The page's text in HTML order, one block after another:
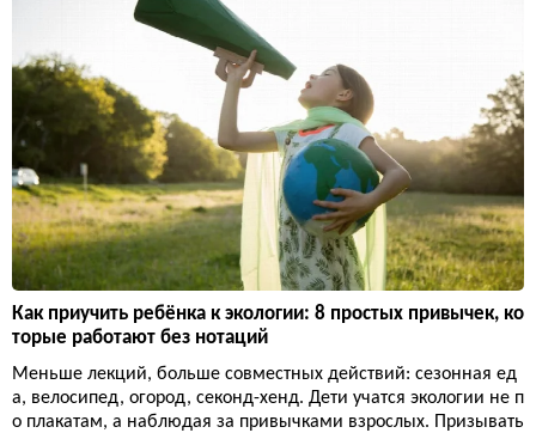
Как приучить ребёнка к экологии: 8 простых привычек, ко
торые работают без нотаций
Меньше лекций, больше совместных действий: сезонная ед
а, велосипед, огород, секонд-хенд. Дети учатся экологии не п
о плакатам, а наблюдая за привычками взрослых. Призывать